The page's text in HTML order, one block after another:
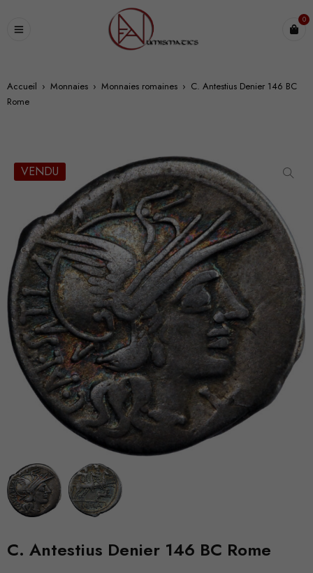
0
Accueil › Monnaies › Monnaies romaines › C. Antestius Denier 146 BC
Rome
VENDU
C. Antestius Denier 146 BC Rome